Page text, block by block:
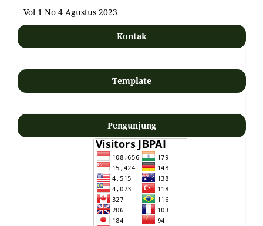
Vol 1 No 4 Agustus 2023
Kontak
Template
Pengunjung